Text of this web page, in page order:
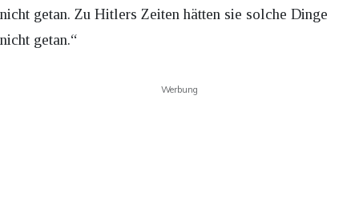
nicht getan. Zu Hitlers Zeiten hätten sie solche Dinge
nicht getan.“
Werbung